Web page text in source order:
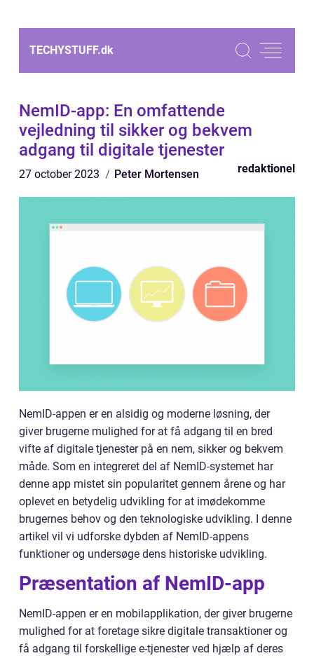
TECHYSTUFF.dk
NemID-app: En omfattende
vejledning til sikker og bekvem
adgang til digitale tjenester
27 october 2023 Peter Mortensen redaktionel
NemID-appen er en alsidig og moderne løsning, der
giver brugerne mulighed for at få adgang til en bred
vifte af digitale tjenester på en nem, sikker og bekvem
måde. Som en integreret del af NemID-systemet har
denne app mistet sin popularitet gennem årene og har
oplevet en betydelig udvikling for at imødekomme
brugernes behov og den teknologiske udvikling. I denne
artikel vil vi udforske dybden af NemID-appens
funktioner og undersøge dens historiske udvikling.
Præsentation af NemID-app
NemID-appen er en mobilapplikation, der giver brugerne
mulighed for at foretage sikre digitale transaktioner og
få adgang til forskellige e-tjenester ved hjælp af deres